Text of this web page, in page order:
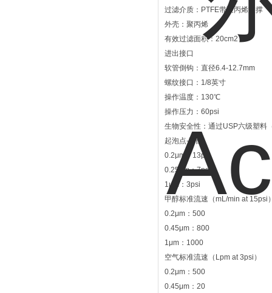
过滤介质：PTFE带聚丙烯支撑
外壳：聚丙烯
有效过滤面积：20cm2
进出接口
软管倒钩：直径6.4-12.7mm
螺纹接口：1/8英寸
操作温度：130℃
操作压力：60psi
生物安全性：通过USP六级塑
起泡点-甲醇
0.2μm：13psi
0.25μm：7psi
1μm：3psi
甲醇标准流速（mL/min at 15psi
0.2μm：500
0.45μm：800
1μm：1000
空气标准流速（Lpm at 3psi）
0.2μm：500
0.45μm：20